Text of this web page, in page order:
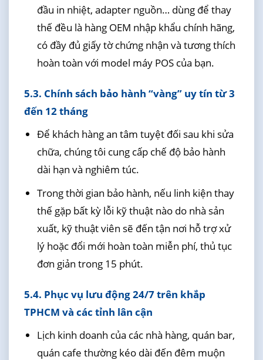
đầu in nhiệt, adapter nguồn… dùng để thay
thế đều là hàng OEM nhập khẩu chính hãng,
có đầy đủ giấy tờ chứng nhận và tương thích
hoàn toàn với model máy POS của bạn.
5.3. Chính sách bảo hành “vàng” uy tín từ 3
đến 12 tháng
Để khách hàng an tâm tuyệt đối sau khi sửa
chữa, chúng tôi cung cấp chế độ bảo hành
dài hạn và nghiêm túc.
Trong thời gian bảo hành, nếu linh kiện thay
thế gặp bất kỳ lỗi kỹ thuật nào do nhà sản
xuất, kỹ thuật viên sẽ đến tận nơi hỗ trợ xử
lý hoặc đổi mới hoàn toàn miễn phí, thủ tục
đơn giản trong 15 phút.
5.4. Phục vụ lưu động 24/7 trên khắp
TPHCM và các tỉnh lân cận
Lịch kinh doanh của các nhà hàng, quán bar,
quán cafe thường kéo dài đến đêm muộn